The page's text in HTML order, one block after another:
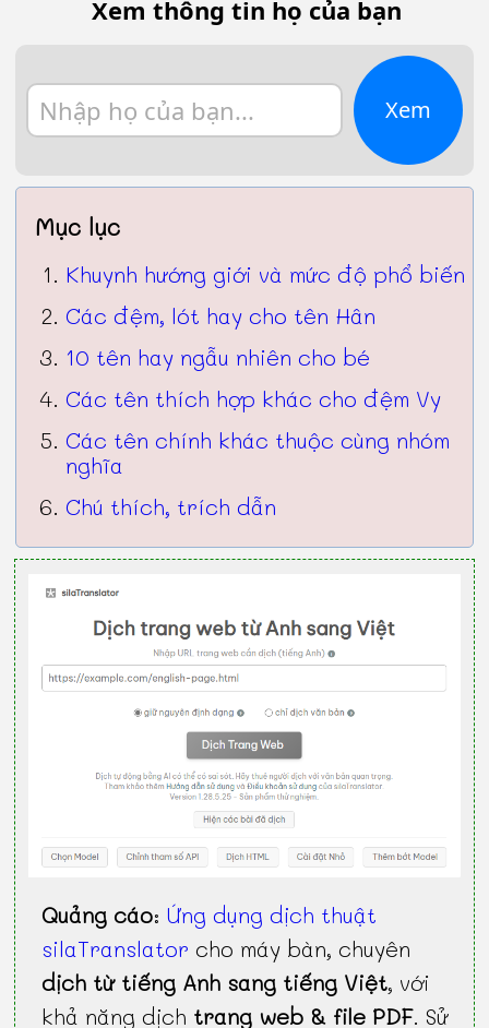
Xem thông tin họ của bạn
Xem
Mục lục
Khuynh hướng giới và mức độ phổ biến
Các đệm, lót hay cho tên Hân
10 tên hay ngẫu nhiên cho bé
Các tên thích hợp khác cho đệm Vy
Các tên chính khác thuộc cùng nhóm
nghĩa
Chú thích, trích dẫn
Quảng cáo:Ứng dụng dịch thuật
silaTranslator cho máy bàn, chuyên
dịch từ tiếng Anh sang tiếng Việt, với
khả năng dịch trang web & file PDF. Sử